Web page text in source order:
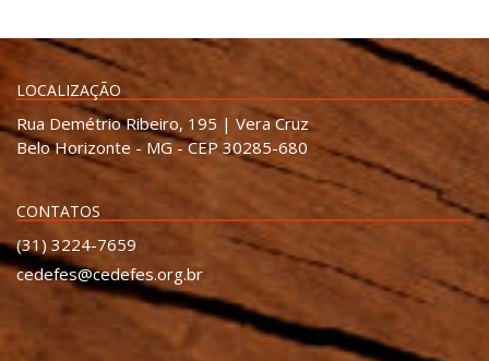
LOCALIZAÇÃO
Rua Demétrio Ribeiro, 195 | Vera Cruz
Belo Horizonte - MG - CEP 30285-680
CONTATOS
(31) 3224-7659
cedefes@cedefes.org.br